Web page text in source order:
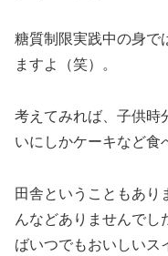
糖質制限実践中の身で
ますよ（笑）。
考えてみれば、子供時
いにしかケーキなど食
田舎ということもあり
んなどありませんでし
ばいつでもおいしいス